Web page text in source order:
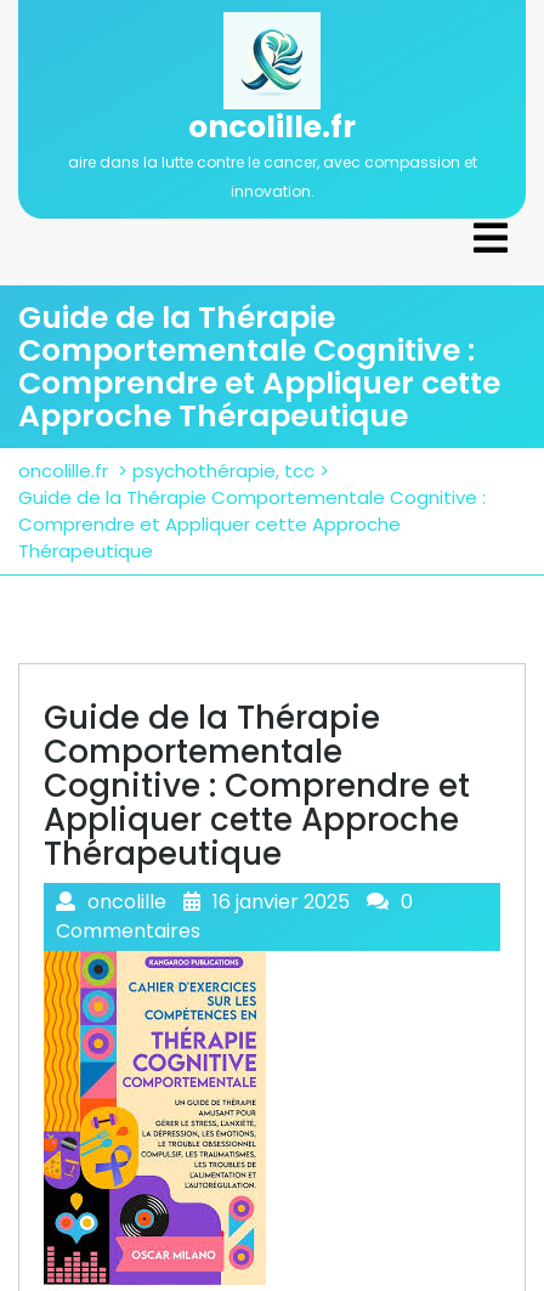
oncolille.fr
aire dans la lutte contre le cancer, avec compassion et
innovation.
Guide de la Thérapie
Comportementale Cognitive :
Comprendre et Appliquer cette
Approche Thérapeutique
oncolille.fr > psychothérapie, tcc >
Guide de la Thérapie Comportementale Cognitive :
Comprendre et Appliquer cette Approche
Thérapeutique
Guide de la Thérapie
Comportementale
Cognitive : Comprendre et
Appliquer cette Approche
Thérapeutique
oncolille 16 janvier 2025
0
Commentaires